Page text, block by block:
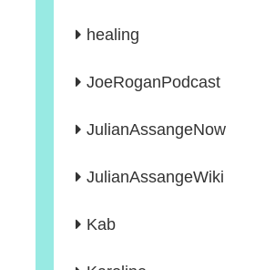
healing
JoeRoganPodcast
JulianAssangeNow
JulianAssangeWiki
Kab